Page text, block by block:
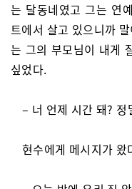
는 달동네였고 그는 연
트에서 살고 있으니까
는 그의 부모님이 내게
싶었다.
– 너 언제 시간 돼?
현수에게 메시지가